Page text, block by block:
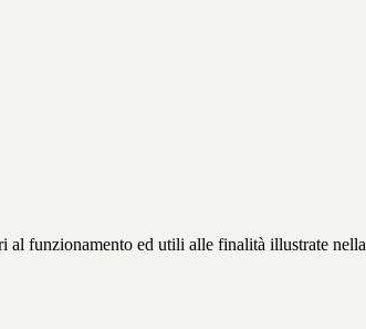
al funzionamento ed utili alle finalità illustrate nella